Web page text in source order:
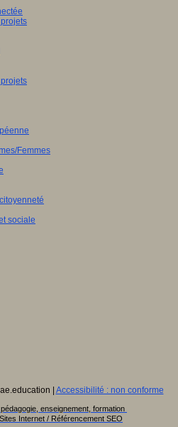
Femmes
sociale
| Accessibilité : non conforme
enseignement, formation
Internet / Référencement SEO